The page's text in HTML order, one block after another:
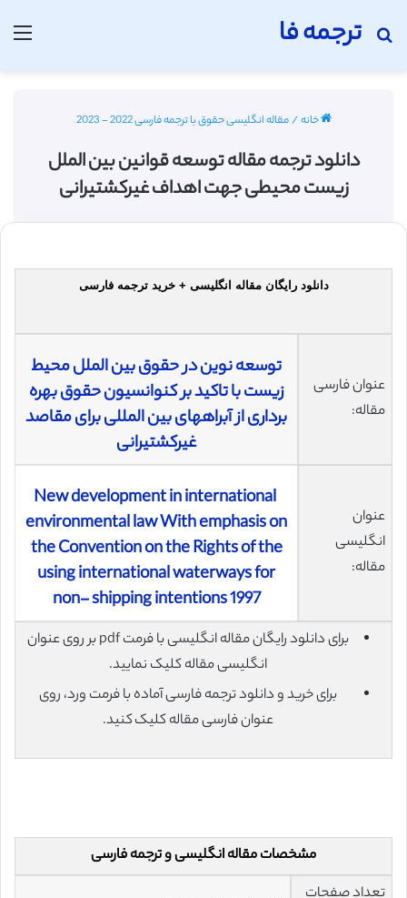
ترجمه فا
جستجو برای
خانه/مقاله انگلیسی حقوق با ترجمه فارسی 2022 - 2023
دانلود ترجمه مقاله توسعه قوانین بین الملل
زیست محیطی جهت اهداف غیرکشتیرانی
دانلود رایگان مقاله انگلیسی + خرید ترجمه فارسی
عنوان فارسی
مقاله:
توسعه نوین در حقوق بین الملل محیط
زیست با تاکید بر کنوانسیون حقوق بهره
برداری از آبراههای بین المللی برای مقاصد
غیرکشتیرانی
عنوان
انگلیسی
مقاله:
New development in international
environmental law With emphasis on
the Convention on the Rights of the
using international waterways for
non- shipping intentions 1997
برای دانلود رایگان مقاله انگلیسی با فرمت pdf بر روی عنوان
انگلیسی مقاله کلیک نمایید.
برای خرید و دانلود ترجمه فارسی آماده با فرمت ورد، روی
عنوان فارسی مقاله کلیک کنید.
مشخصات مقاله انگلیسی و ترجمه فارسی
تعداد صفحات